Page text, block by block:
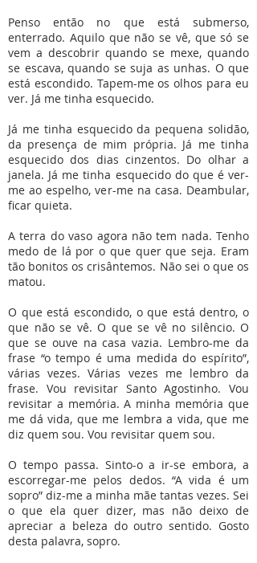
Penso então no que está submerso,
enterrado. Aquilo que não se vê, que só se
vem a descobrir quando se mexe, quando
se escava, quando se suja as unhas. O que
está escondido. Tapem-me os olhos para eu
ver. Já me tinha esquecido.
Já me tinha esquecido da pequena solidão,
da presença de mim própria. Já me tinha
esquecido dos dias cinzentos. Do olhar a
janela. Já me tinha esquecido do que é ver-
me ao espelho, ver-me na casa. Deambular,
ficar quieta.
A terra do vaso agora não tem nada. Tenho
medo de lá por o que quer que seja. Eram
tão bonitos os crisântemos. Não sei o que os
matou.
O que está escondido, o que está dentro, o
que não se vê. O que se vê no silêncio. O
que se ouve na casa vazia. Lembro-me da
frase “o tempo é uma medida do espírito”,
várias vezes. Várias vezes me lembro da
frase. Vou revisitar Santo Agostinho. Vou
revisitar a memória. A minha memória que
me dá vida, que me lembra a vida, que me
diz quem sou. Vou revisitar quem sou.
O tempo passa. Sinto-o a ir-se embora, a
escorregar-me pelos dedos. “A vida é um
sopro” diz-me a minha mãe tantas vezes. Sei
o que ela quer dizer, mas não deixo de
apreciar a beleza do outro sentido. Gosto
desta palavra, sopro.